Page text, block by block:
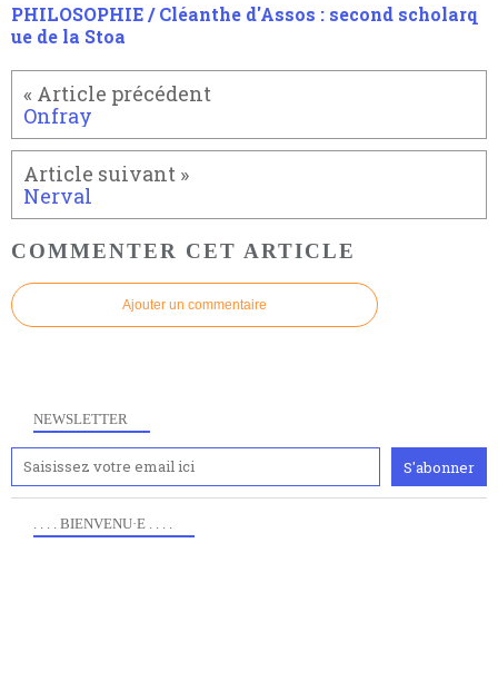
PHILOSOPHIE / Cléanthe d'Assos : second scholarq
ue de la Stoa
Onfray
Nerval
COMMENTER CET ARTICLE
Ajouter un commentaire
NEWSLETTER
. . . . BIENVENU·E . . . .